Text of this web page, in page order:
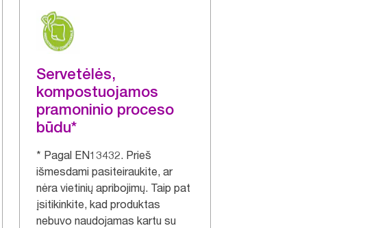
Servetėlės,
kompostuojamos
pramoninio proceso
būdu*
* Pagal EN13432. Prieš
išmesdami pasiteiraukite, ar
nėra vietinių apribojimų. Taip pat
įsitikinkite, kad produktas
nebuvo naudojamas kartu su